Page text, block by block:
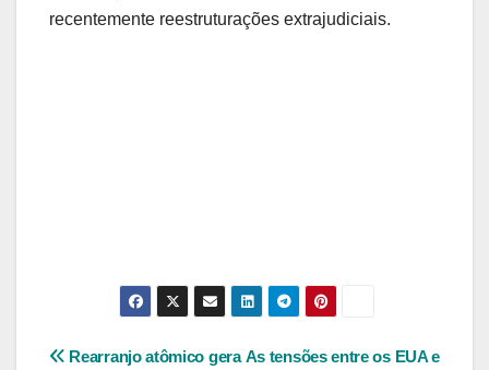
recentemente reestruturações extrajudiciais.
As tensões entre os EUA e
Rearranjo atômico gera